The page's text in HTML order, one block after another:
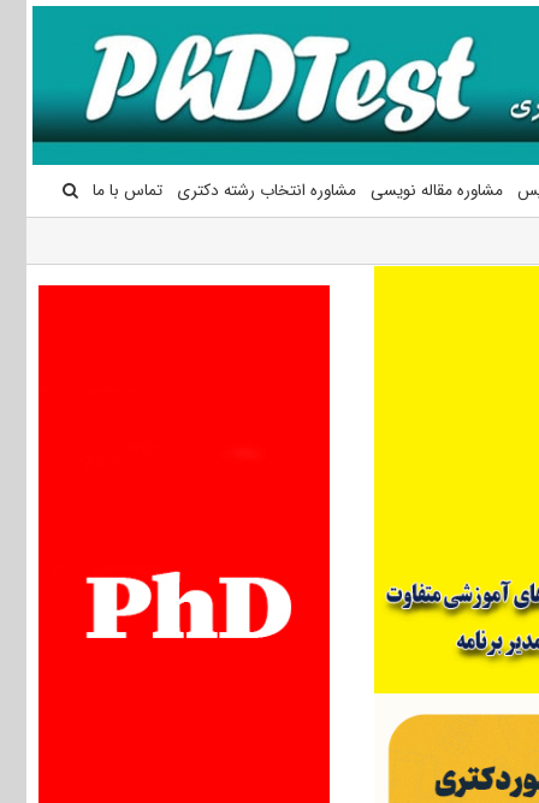
مشاوره مقاله نویسی مشاوره انتخاب رشته دکتری تماس با ما